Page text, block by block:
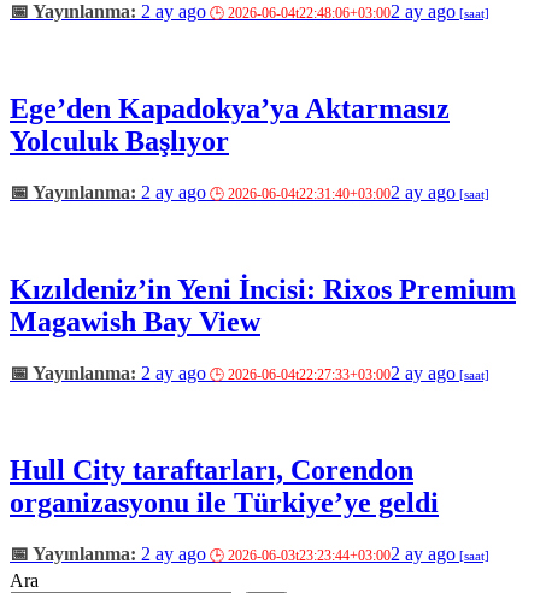
2 ay ago 2 ay ago
Ege’den Kapadokya’ya Aktarmasız
Yolculuk Başlıyor
2 ay ago 2 ay ago
Kızıldeniz’in Yeni İncisi: Rixos Premium
Magawish Bay View
2 ay ago 2 ay ago
Hull City taraftarları, Corendon
organizasyonu ile Türkiye’ye geldi
2 ay ago
2 ay ago
Ara